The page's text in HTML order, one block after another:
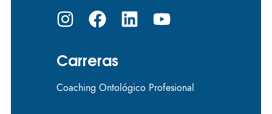
Carreras
Coaching Ontológico Profesional